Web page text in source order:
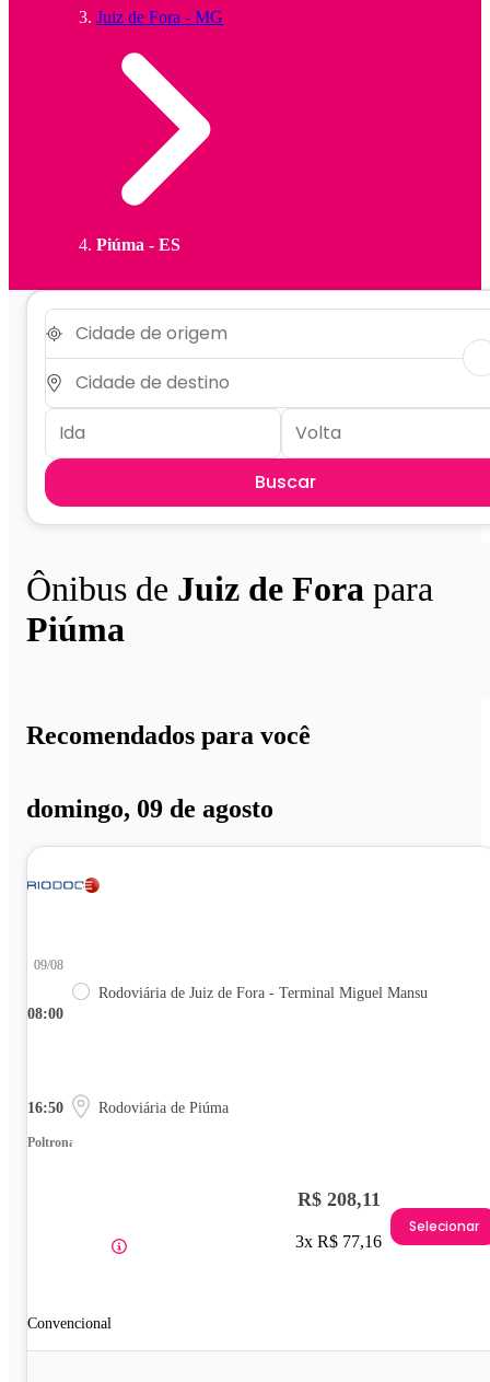
Juiz de Fora - MG
Piúma - ES
Buscar
Ônibus de Juiz de Fora para
Piúma
Recomendados para você
domingo, 09 de agosto
08:00
09/08
Rodoviária de Juiz de Fora - Terminal Miguel Mansu
16:50 Rodoviária de Piúma
Poltrona
Convencional
R$ 208,11
3x R$ 77,16
Selecionar